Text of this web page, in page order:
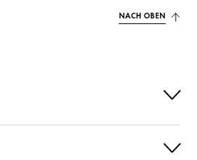
NACH OBEN